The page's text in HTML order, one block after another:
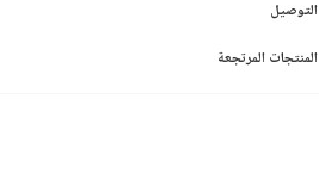
التوصيل
المنتجات المرتجعة